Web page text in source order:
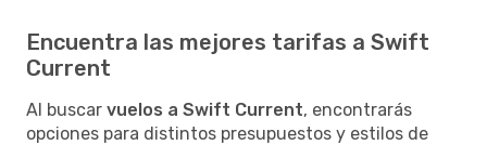
Encuentra las mejores tarifas a Swift
Current
Al buscar vuelos a Swift Current, encontrarás
opciones para distintos presupuestos y estilos de